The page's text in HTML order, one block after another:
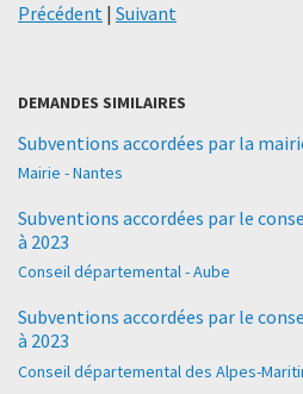
Précédent | Suivant
DEMANDES SIMILAIRES
Subventions accordées par la
Mairie - Nantes
Subventions accordées par le
à 2023
Conseil départemental - Aube
Subventions accordées par le
à 2023
Conseil départemental des Alpes-